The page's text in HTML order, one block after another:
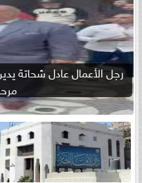
رجل الأعمال عادل شحاتة